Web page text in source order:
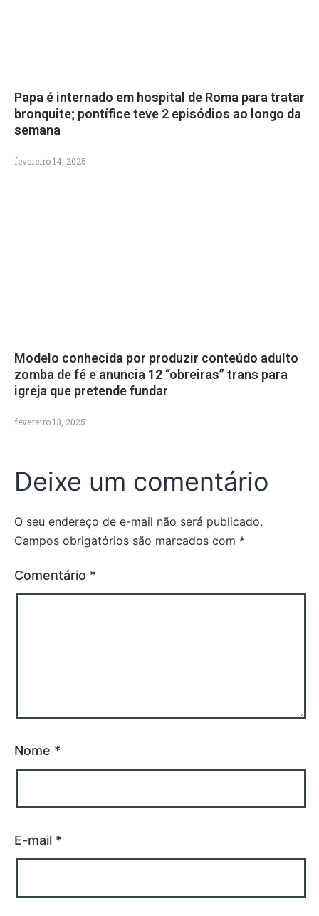
Papa é internado em hospital de Roma para tratar
bronquite; pontífice teve 2 episódios ao longo da
semana
fevereiro 14, 2025
Modelo conhecida por produzir conteúdo adulto
zomba de fé e anuncia 12 “obreiras” trans para
igreja que pretende fundar
fevereiro 13, 2025
Deixe um comentário
O seu endereço de e-mail não será publicado.
Campos obrigatórios são marcados com *
Comentário *
Nome *
E-mail *